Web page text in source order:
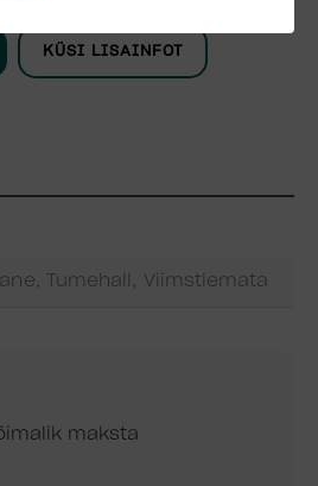
KÜSI LISAINFOT
Tumehall, Viimstlemata
maksta